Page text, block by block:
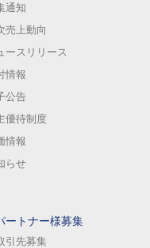
通知
売上動向
ースリリース
情報
公告
優待制度
情報
らせ
ートナー様募集
引先募集